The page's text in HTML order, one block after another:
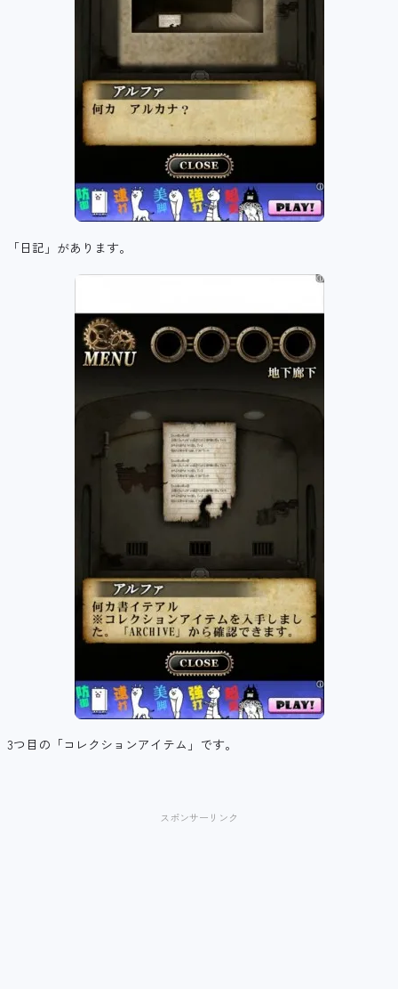
「日記」があります。
3つ目の「コレクションアイテム」です。
スポンサーリンク